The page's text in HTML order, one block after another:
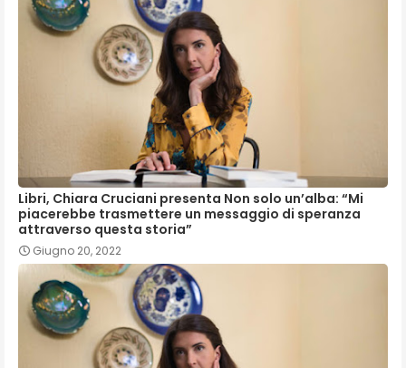
Libri, Chiara Cruciani presenta Non solo un’alba: “Mi
piacerebbe trasmettere un messaggio di speranza
attraverso questa storia”
Giugno 20, 2022